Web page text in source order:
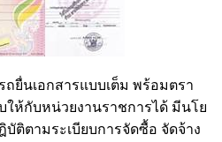
ถยื่นเอกสารแบบเต็ม พร้อมตรา
ให้กับหน่วยงานราชการได้ มีนโย
บัติตามระเบียบการจัดซื้อ จัดจ้าง